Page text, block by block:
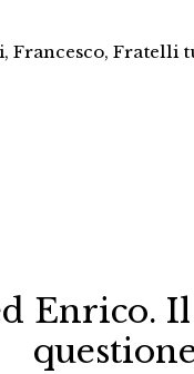
,Francesco,Fratelli
Enrico.